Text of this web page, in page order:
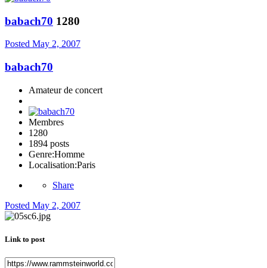
babach70 1280
Posted May 2, 2007
babach70
Amateur de concert
Membres
1280
1894 posts
Genre:Homme
Localisation:Paris
Share
Posted May 2, 2007
Link to post